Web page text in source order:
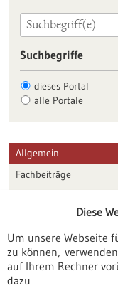
Suchbegriffe
dieses Portal
alle Portale
Allgemein
Fachbeiträge
Veranstaltungen
Erscheinungsdatum
Diese
Um unsere Webseite
zu können,
auf Ihrem Rechner
dazu